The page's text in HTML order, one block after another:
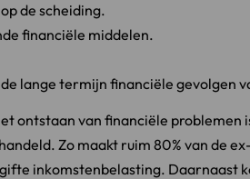
de scheiding.
financiële middelen.
lange termijn financiële gevolgen
ontstaan van financiële problemen
Zo maakt ruim 80% van de
inkomstenbelasting. Daarnaast